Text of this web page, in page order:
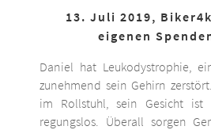
13. Juli 2019,
eigenen
Daniel hat Leukodystrophie,
zunehmend sein Gehirn
im Rollstuhl, sein Gesicht ist
regungslos. Überall sorgen